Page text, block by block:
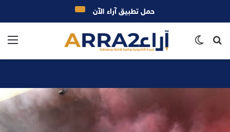
بحث
حمل تطبيق آراء الآن